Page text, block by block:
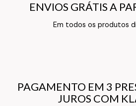
ENVIOS GRÁTIS A
Em todos os produtos
ENVIOS GRÁTIS A
Texto do Verso do Cartão
PAGAMENTO EM 3
JUROS COM
PAGAMENTO EM 3
JUROS COM